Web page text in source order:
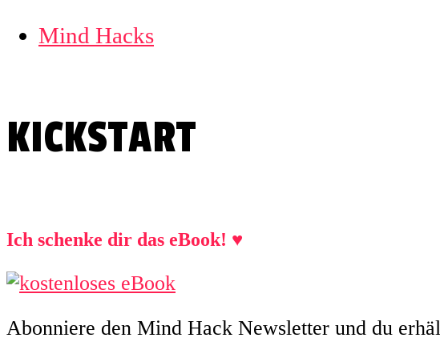
Mind Hacks
KICKSTART
Ich schenke dir das eBook! ♥
Abonniere den Mind Hack Newsletter und du